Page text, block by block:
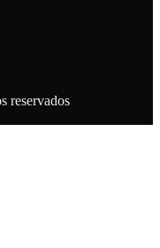
reservados